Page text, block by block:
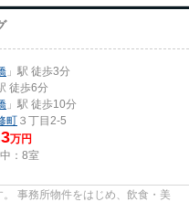
」駅 徒歩3分
徒歩6分
」駅 徒歩10分
町 ３丁目2-5
万円
： 8室
事務所物件をはじめ、飲食・美